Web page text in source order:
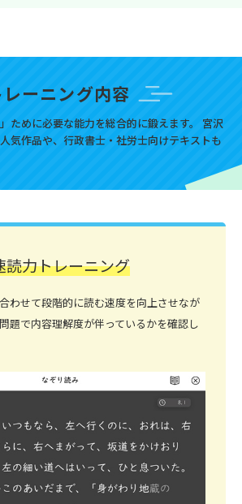
レーニング内容
ために必要な能力を総合的に鍛えます。
宮沢
気作品や、行政書士・社労士向けテキストも
読力トレーニング
わせて段階的に読む速度を向上させなが
題で内容理解度が伴っているかを確認し